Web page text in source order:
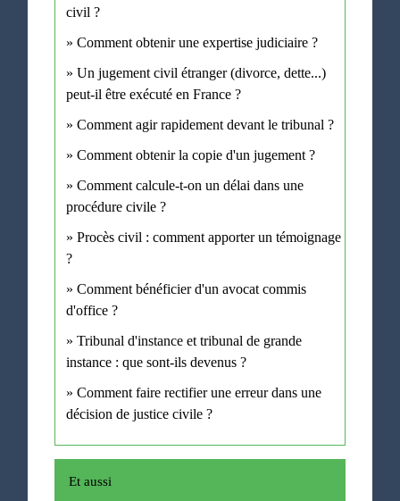
civil ?
Comment obtenir une expertise judiciaire ?
Un jugement civil étranger (divorce, dette...)
peut-il être exécuté en France ?
Comment agir rapidement devant le tribunal ?
Comment obtenir la copie d'un jugement ?
Comment calcule-t-on un délai dans une
procédure civile ?
Procès civil : comment apporter un témoignage
?
Comment bénéficier d'un avocat commis
d'office ?
Tribunal d'instance et tribunal de grande
instance : que sont-ils devenus ?
Comment faire rectifier une erreur dans une
décision de justice civile ?
Et aussi